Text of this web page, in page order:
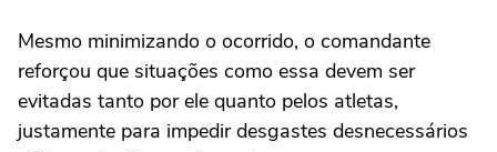
Mesmo minimizando o ocorrido, o comandante
reforçou que situações como essa devem ser
evitadas tanto por ele quanto pelos atletas,
justamente para impedir desgastes desnecessários